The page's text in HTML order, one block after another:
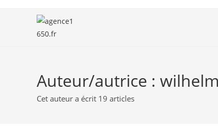
Auteur/autrice : wilhelm
Cet auteur a écrit 19 articles